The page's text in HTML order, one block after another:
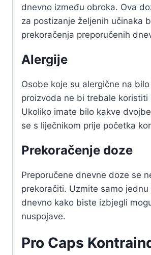
dnevno između obroka. Ova
za postizanje željenih učinaka
prekoračenja preporučenih
Alergije
Osobe koje su alergične na
proizvoda ne bi trebale koristiti
Ukoliko imate bilo kakve
se s liječnikom prije početka
Prekoračenje doze
Preporučene dnevne doze se
prekoračiti. Uzmite samo jednu
dnevno kako biste izbjegli
nuspojave.
Pro Caps